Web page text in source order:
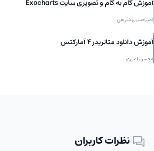
آموزش گام به گام و تصویری سایت Exocharts
امیرحسین شریفی
آموزش دانلود متاتریدر 4 آمارکتس
محسن امیری
نظرات کاربران